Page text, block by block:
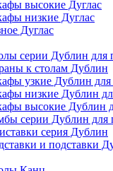
высокие Дуглас
низкие Дуглас
Дуглас
серии Дублин для
к столам Дублин
узкие Дублин для
низкие Дублин
высокие Дублин
серии Дублин для
серия Дублин
и подставки